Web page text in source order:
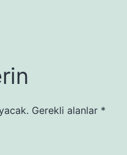
Gerekli alanlar *